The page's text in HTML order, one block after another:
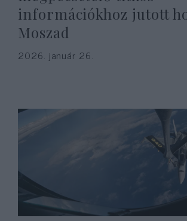
információkhoz jutott
Moszad
2026. január 26.